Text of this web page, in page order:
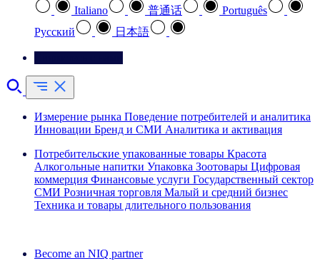
Italiano
普通话
Português
Pусский
日本語
Измерение рынка Поведение потребителей и аналитика
Инновации Бренд и СМИ Аналитика и активация
Потребительские упакованные товары Красота
Алкогольные напитки Упаковка Зоотовары Цифровая
коммерция Финансовые услуги Государственный сектор
СМИ Розничная торговля Малый и средний бизнес
Техника и товары длительного пользования
Become an NIQ partner